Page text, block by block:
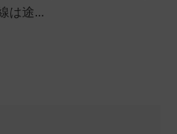
は途...